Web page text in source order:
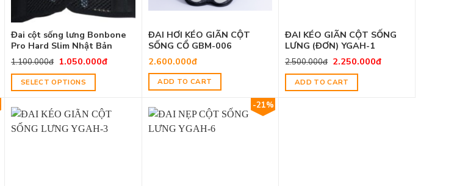
Đai cột sống lưng Bonbone
Pro Hard Slim Nhật Bản
1.100.000đ 1.050.000đ
SELECT OPTIONS
ĐAI HƠI KÉO GIÃN CỘT
SỐNG CỔ GBM-006
2.600.000đ
ADD TO CART
ĐAI KÉO GIÃN CỘT SỐNG
LƯNG (ĐƠN) YGAH-1
2.500.000đ 2.250.000đ
ADD TO CART
-21%